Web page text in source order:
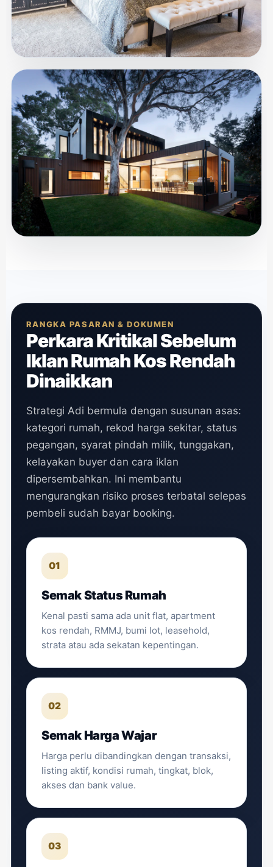
RANGKA PASARAN & DOKUMEN
Perkara Kritikal Sebelum
Iklan Rumah Kos Rendah
Dinaikkan
Strategi Adi bermula dengan susunan asas:
kategori rumah, rekod harga sekitar, status
pegangan, syarat pindah milik, tunggakan,
kelayakan buyer dan cara iklan
dipersembahkan. Ini membantu
mengurangkan risiko proses terbatal selepas
pembeli sudah bayar booking.
01
Semak Status Rumah
Kenal pasti sama ada unit flat, apartment
kos rendah, RMMJ, bumi lot, leasehold,
strata atau ada sekatan kepentingan.
02
Semak Harga Wajar
Harga perlu dibandingkan dengan transaksi,
listing aktif, kondisi rumah, tingkat, blok,
akses dan bank value.
03